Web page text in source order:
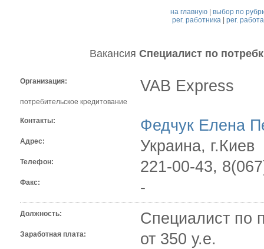
на главную |выбор по
рег. работника| рег.
Вакансия Специалист по
Организация: VAB Express
потребительское кредитование
Контакты: Федчук Елена
Адрес: Украина, г.Киев
Телефон: 221-00-43,
Факс: -
Должность: Специалист по
Заработная плата: от 350 у.е.